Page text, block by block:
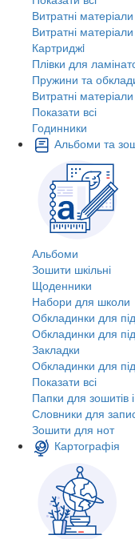
Витратні
Витратні
Картриджi
Плівки для
Пружини та
Витратні
Показати всі
Годинники
Альбоми та
Альбоми
Зошити шкільні
Щоденники
Набори для школи
Обкладинки для
Обкладинки для
Закладки
Обкладинки для
Показати всі
Папки для зошитів
Словники для
Зошити для нот
Картографія